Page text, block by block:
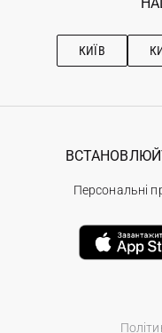
КИЇВ
Персональні